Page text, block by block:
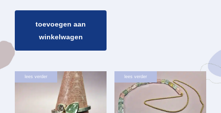
toevoegen aan
winkelwagen
lees verder lees verder